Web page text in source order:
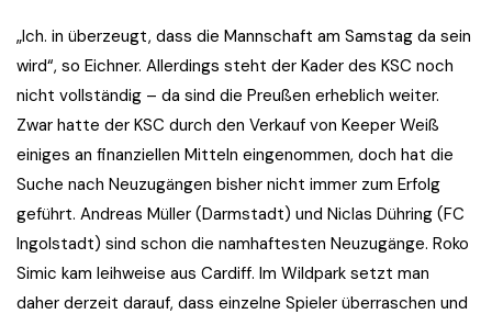
„Ich. in überzeugt, dass die Mannschaft am Samstag da sein
wird“, so Eichner. Allerdings steht der Kader des KSC noch
nicht vollständig – da sind die Preußen erheblich weiter.
Zwar hatte der KSC durch den Verkauf von Keeper Weiß
einiges an finanziellen Mitteln eingenommen, doch hat die
Suche nach Neuzugängen bisher nicht immer zum Erfolg
geführt. Andreas Müller (Darmstadt) und Niclas Dühring (FC
Ingolstadt) sind schon die namhaftesten Neuzugänge. Roko
Simic kam leihweise aus Cardiff. Im Wildpark setzt man
daher derzeit darauf, dass einzelne Spieler überraschen und